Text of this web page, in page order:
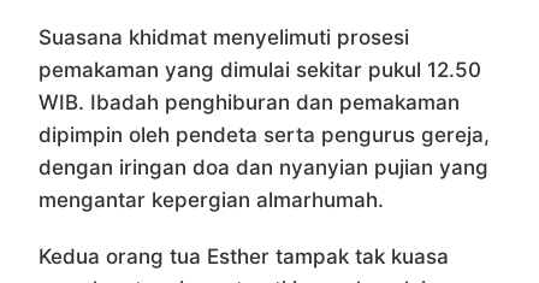
Suasana khidmat menyelimuti prosesi
pemakaman yang dimulai sekitar pukul 12.50
WIB. Ibadah penghiburan dan pemakaman
dipimpin oleh pendeta serta pengurus gereja,
dengan iringan doa dan nyanyian pujian yang
mengantar kepergian almarhumah.
Kedua orang tua Esther tampak tak kuasa